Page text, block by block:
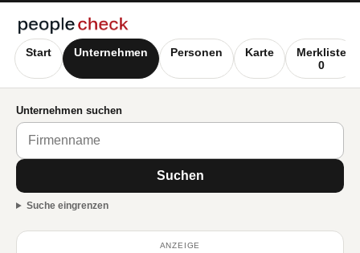
Start Unternehmen Personen Karte
Merkliste
0
Unternehmen suchen
Suchen
Suche eingrenzen
ANZEIGE